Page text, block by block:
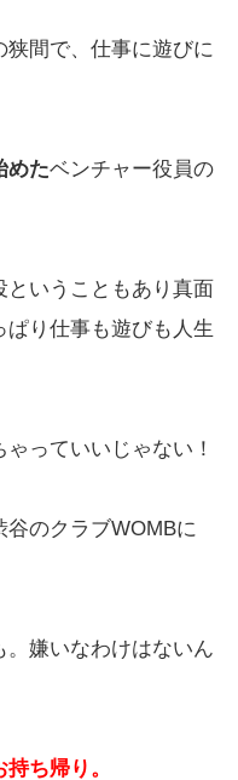
狭間で、仕事に遊びに
めたベンチャー役員の
ということもあり真面
ぱり仕事も遊びも人生
っていいじゃない！
谷のクラブWOMBに
嫌いなわけはないん
ち帰り。